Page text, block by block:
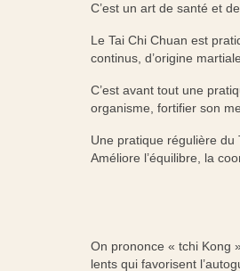
C’est un art de santé et
Le Tai Chi Chuan est
continus, d’origine
C’est avant tout une
organisme, fortifier son
Une pratique régulière du
Améliore l’équilibre, la
On prononce « tchi Kong
lents qui favorisent